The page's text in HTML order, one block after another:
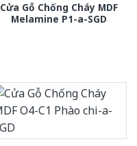
Cửa Gỗ Chống Cháy MDF
Melamine P1-a-SGD